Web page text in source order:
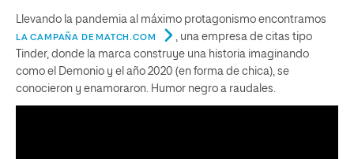
Llevando la pandemia al máximo protagonismo encontramos
LA CAMPAÑA DE MATCH.COM
, una empresa de citas tipo
Tinder, donde la marca construye una historia imaginando
como el Demonio y el año 2020 (en forma de chica), se
conocieron y enamoraron. Humor negro a raudales.